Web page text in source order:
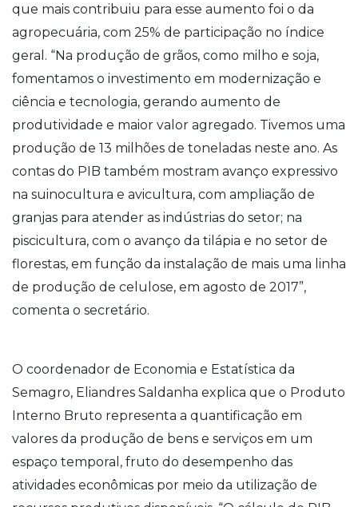
que mais contribuiu para esse aumento foi o da
agropecuária, com 25% de participação no índice
geral. “Na produção de grãos, como milho e soja,
fomentamos o investimento em modernização e
ciência e tecnologia, gerando aumento de
produtividade e maior valor agregado. Tivemos uma
produção de 13 milhões de toneladas neste ano. As
contas do PIB também mostram avanço expressivo
na suinocultura e avicultura, com ampliação de
granjas para atender as indústrias do setor; na
piscicultura, com o avanço da tilápia e no setor de
florestas, em função da instalação de mais uma linha
de produção de celulose, em agosto de 2017”,
comenta o secretário.
O coordenador de Economia e Estatística da
Semagro, Eliandres Saldanha explica que o Produto
Interno Bruto representa a quantificação em
valores da produção de bens e serviços em um
espaço temporal, fruto do desempenho das
atividades econômicas por meio da utilização de